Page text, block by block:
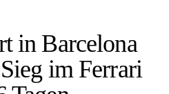
in Barcelona
im Ferrari